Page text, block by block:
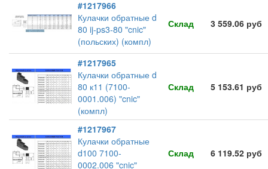
#1217966
Кулачки обратные d
80 ij-ps3-80 "cnic"
(польских) (компл)
Склад 3 559.06 руб
#1217965
Кулачки обратные d
80 к11 (7100-
0001.006) "cnic"
(компл)
Склад 5 153.61 руб
#1217967
Кулачки обратные
d100 7100-
0002.006 "cnic"
Склад 6 119.52 руб